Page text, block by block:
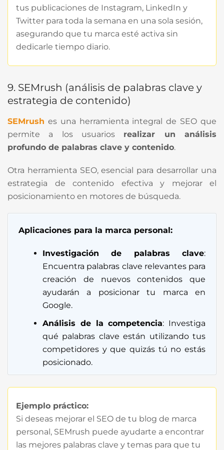
tus publicaciones de Instagram, LinkedIn y
Twitter para toda la semana en una sola sesión,
asegurando que tu marca esté activa sin
dedicarle tiempo diario.
9. SEMrush (análisis de palabras clave y
estrategia de contenido)
SEMrush es una herramienta integral de SEO que
permite a los usuarios realizar un análisis
profundo de palabras clave y contenido.
Otra herramienta SEO, esencial para desarrollar una
estrategia de contenido efectiva y mejorar el
posicionamiento en motores de búsqueda.
Aplicaciones para la marca personal:
Investigación de palabras clave:
Encuentra palabras clave relevantes para
creación de nuevos contenidos que
ayudarán a posicionar tu marca en
Google.
Análisis de la competencia: Investiga
qué palabras clave están utilizando tus
competidores y que quizás tú no estás
posicionado.
Ejemplo práctico:
Si deseas mejorar el SEO de tu blog de marca
personal, SEMrush puede ayudarte a encontrar
las mejores palabras clave y temas para que tu